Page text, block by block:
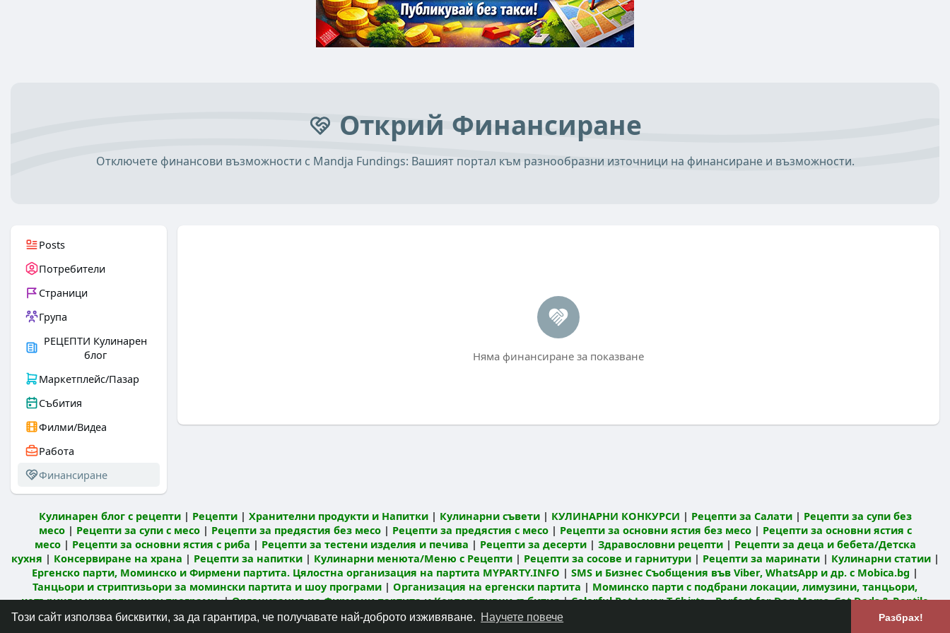
Този сайт използва бисквитки, за да гарантира, че получавате най-доброто изживяване. Научете повече Разбрах!
Открий Финансиране
Отключете финансови възможности с Mandja Fundings: Вашият портал към разнообразни източници на финансиране и възможности.
Posts
Потребители
Страници
Група
РЕЦЕПТИ Кулинарен
блог
Маркетплейс/Пазар
Събития
Филми/Видеа
Работа
Финансиране
Няма финансиране за показване
Кулинарен блог с рецепти| Рецепти| Хранителни продукти и Напитки| Кулинарни съвети| КУЛИНАРНИ КОНКУРСИ | Рецепти за Салати| Рецепти за супи без
месо| Рецепти за супи с месо| Рецепти за предястия без месо| Рецепти за предястия с месо| Рецепти за основни ястия без месо| Рецепти за основни ястия с
месо| Рецепти за основни ястия с риба | Рецепти за тестени изделия и печива | Рецепти за десерти| Здравословни рецепти| Рецепти за деца и бебета/Детска
кухня | Консервиране на храна | Рецепти за напитки| Кулинарни менюта/Меню с Рецепти| Рецепти за сосове и гарнитури| Рецепти за маринати| Кулинарни статии|
Ергенско парти, Моминско и Фирмени партита. Цялостна организация на партита MYPARTY.INFO | SMS и Бизнес Съобщения във Viber, WhatsApp и др. с Mobica.bg |
Танцьори и стриптизьори за момински партита и шоу програми | Организация на ергенски партита | Моминско парти с подбрани локации, лимузини, танцьори,
кетъринг и уникални шоу програми.|Организация на Фирмени партита и Корпоративни събития|Colorful Pet Lover T-Shirts – Perfect for Dog Moms, Cat Dads & Reptile
Fans |Kredi.bg – Бързи кредити, онлайн заеми и финансови обяви|Predloji.com – Безплатни обяви и услуги в България